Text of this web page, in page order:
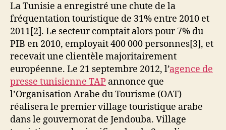
La Tunisie a enregistré une chute de la
fréquentation touristique de 31% entre 2010 et
2011[2]. Le secteur comptait alors pour 7% du
PIB en 2010, employait 400 000 personnes[3], et
recevait une clientèle majoritairement
européenne. Le 21 septembre 2012, l’agence de
presse tunisienne TAP annonce que
l’Organisation Arabe du Tourisme (OAT)
réalisera le premier village touristique arabe
dans le gouvernorat de Jendouba. Village